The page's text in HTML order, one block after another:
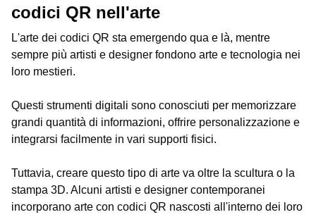
codici QR nell'arte
L'arte dei codici QR sta emergendo qua e là, mentre
sempre più artisti e designer fondono arte e tecnologia nei
loro mestieri.
Questi strumenti digitali sono conosciuti per memorizzare
grandi quantità di informazioni, offrire personalizzazione e
integrarsi facilmente in vari supporti fisici.
Tuttavia, creare questo tipo di arte va oltre la scultura o la
stampa 3D. Alcuni artisti e designer contemporanei
incorporano arte con codici QR nascosti all'interno dei loro